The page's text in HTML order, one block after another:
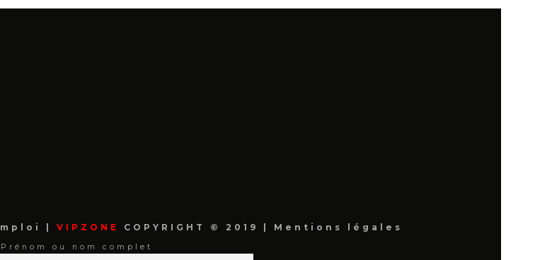
VIPZONE COPYRIGHT © 2019 | Mentions légales
Prénom ou nom complet